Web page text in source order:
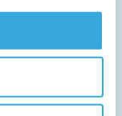
prettig bij een
twee zijn beide